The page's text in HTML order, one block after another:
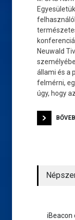
Neuwald
állami és a
felmérni,
úgy, hogy
iBeacon